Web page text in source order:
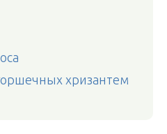
хризантем